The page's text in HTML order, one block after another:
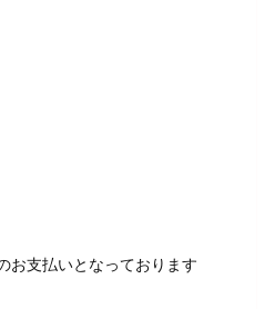
お支払いとなっております